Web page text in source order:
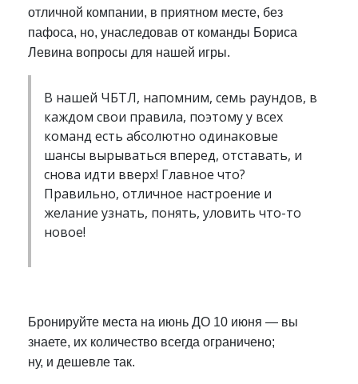
отличной компании, в приятном месте, без
пафоса, но, унаследовав от команды Бориса
Левина вопросы для нашей игры.
В нашей ЧБТЛ, напомним, семь раундов, в
каждом свои правила, поэтому у всех
команд есть абсолютно одинаковые
шансы вырываться вперед, отставать, и
снова идти вверх! Главное что?
Правильно, отличное настроение и
желание узнать, понять, уловить что-то
новое!
Бронируйте места на июнь ДО 10 июня — вы
знаете, их количество всегда ограничено;
ну, и дешевле так.